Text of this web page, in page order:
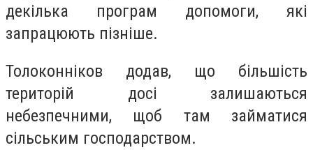
декілька програм допомоги, які
запрацюють пізніше.
Толоконніков додав, що більшість
територій досі залишаються
небезпечними, щоб там займатися
сільським господарством.